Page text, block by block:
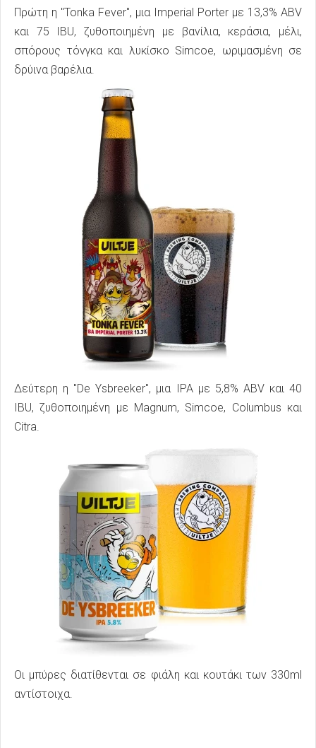
Πρώτη η "Tonka Fever", μια Imperial Porter με 13,3% ABV
και 75 IBU, ζυθοποιημένη με βανίλια, κεράσια, μέλι,
σπόρους τόνγκα και λυκίσκο Simcoe, ωριμασμένη σε
δρύινα βαρέλια.
Δεύτερη η "De Ysbreeker", μια IPA με 5,8% ABV και 40
IBU, ζυθοποιημένη με Magnum, Simcoe, Columbus και
Citra.
Οι μπύρες διατίθενται σε φιάλη και κουτάκι των 330ml
αντίστοιχα.